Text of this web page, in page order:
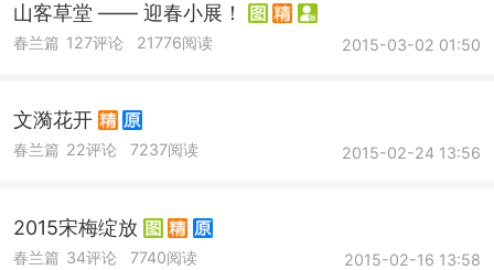
山客草堂 —— 迎春小展！
春兰篇 2015-03-02 01:50
127评论 21776阅读
文漪花开
春兰篇 2015-02-24 13:56
22评论 7237阅读
2015宋梅绽放
春兰篇 2015-02-16 13:58
34评论 7740阅读